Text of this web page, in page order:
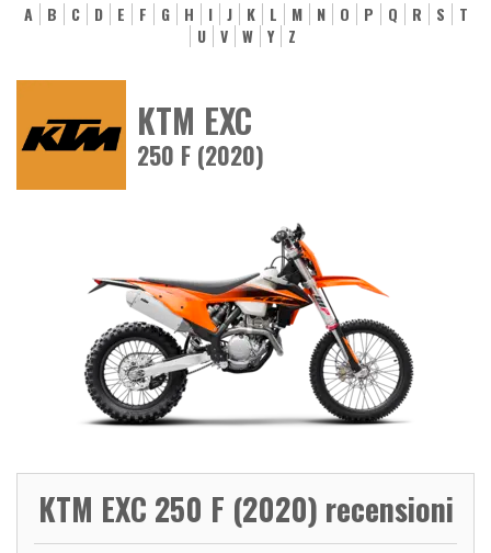
A B C D E F G H I J K L M N O P Q R S
T
U
V W Y Z
KTM EXC
250 F (2020)
KTM EXC 250 F (2020) recensioni